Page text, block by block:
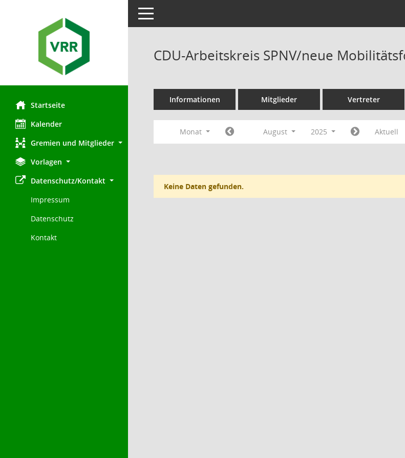
Startseite
Kalender
Gremien und Mitglieder
Vorlagen
Datenschutz/Kontakt
Impressum
Datenschutz
Kontakt
Toggle navigation
CDU-Arbeitskreis SPNV/neue
Informationen Mitglieder Vertreter
Monat August 2025 Aktuell
Keine Daten gefunden.